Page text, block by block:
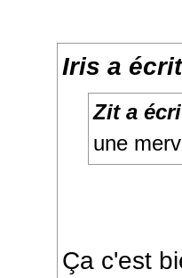
Iris a
Zit a
une
Ça c'est